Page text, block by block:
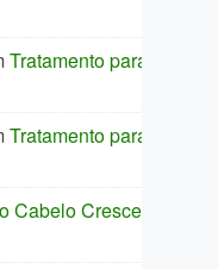
Tratamento para
Tratamento para
Cabelo Crescer